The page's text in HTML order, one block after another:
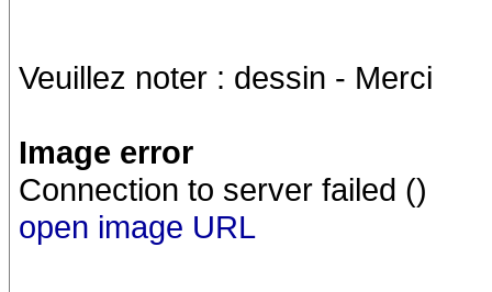
Veuillez noter : dessin - Merci
Image error
Connection to server failed ()
open image URL